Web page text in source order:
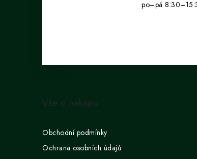
Vše o nákupu
Obchodní podmínky
Ochrana osobních údajů